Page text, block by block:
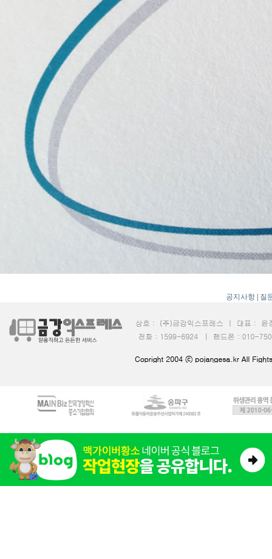
공지사항 | 질